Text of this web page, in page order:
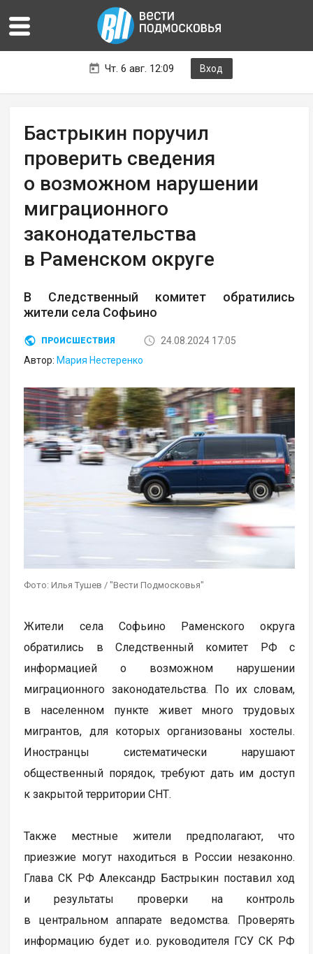
Чт. 6 авг. 12:09 Вход
Бастрыкин поручил
проверить сведения
о возможном нарушении
миграционного
законодательства
в Раменском округе
В Следственный комитет обратились
жители села Софьино
ПРОИСШЕСТВИЯ
24.08.2024 17:05
Автор: Мария Нестеренко
Фото: Илья Тушев / "Вести Подмосковья"
Жители села Софьино Раменского округа
обратились в Следственный комитет РФ с
информацией о возможном нарушении
миграционного законодательства. По их словам,
в населенном пункте живет много трудовых
мигрантов, для которых организованы хостелы.
Иностранцы систематически нарушают
общественный порядок, требуют дать им доступ
к закрытой территории СНТ.
Также местные жители предполагают, что
приезжие могут находиться в России незаконно.
Глава СК РФ Александр Бастрыкин поставил ход
и результаты проверки на контроль
в центральном аппарате ведомства. Проверять
информацию будет и.о. руководителя ГСУ СК РФ